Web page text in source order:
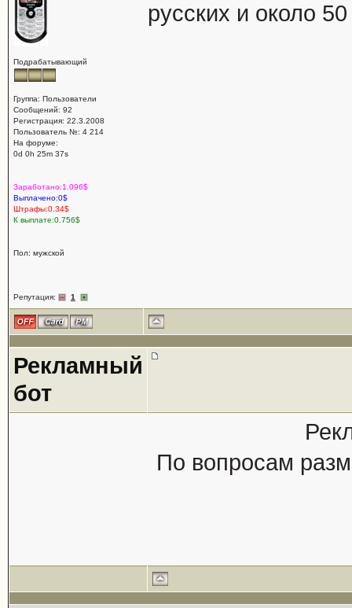
Подрабатывающий
Группа: Пользователи
Сообщений: 92
Регистрация: 22.3.2008
Пользователь №: 4 214
На форуме:
0d 0h 25m 37s
Заработано:1.096$
Выплачено:0$
Штрафы:0.34$
К выплате:0.756$
Пол: мужской
Репутация: 1
русских и около
Рекламный
бот
По вопросам